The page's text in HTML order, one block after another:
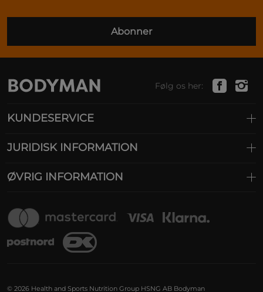
Abonner
Følg os her:
KUNDESERVICE
JURIDISK INFORMATION
ØVRIG INFORMATION
© 2026 Health and Sports Nutrition Group HSNG AB Bodyman